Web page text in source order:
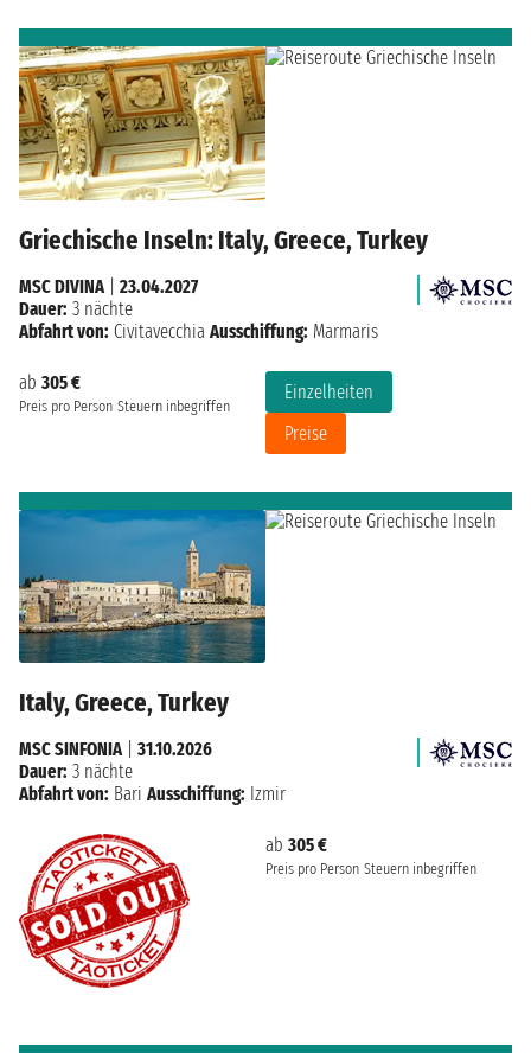
Griechische Inseln: Italy, Greece, Turkey
ab 305 €
Preis pro Person Steuern inbegriffen
Einzelheiten
Preise
MSC DIVINA| 23.04.2027
Dauer: 3 nächte
Abfahrt von: Civitavecchia Ausschiffung: Marmaris
Italy, Greece, Turkey
ab 305 €
Preis pro Person Steuern inbegriffen
MSC SINFONIA| 31.10.2026
Dauer: 3 nächte
Abfahrt von: Bari Ausschiffung: Izmir